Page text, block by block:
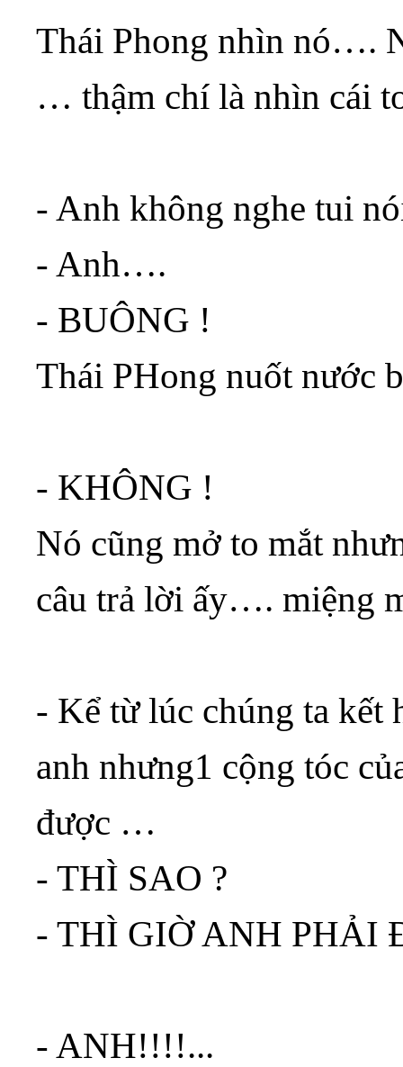
Thái Phong nhìn nó….
… thậm chí là nhìn cái
- Anh không nghe tui
- Anh….
- BUÔNG !
Thái PHong nuốt nước
- KHÔNG !
Nó cũng mở to mắt
câu trả lời ấy…. miệng
- Kể từ lúc chúng ta kết
anh nhưng1 cộng tóc
được …
- THÌ SAO ?
- THÌ GIỜ ANH PHẢI
- ANH!!!!...